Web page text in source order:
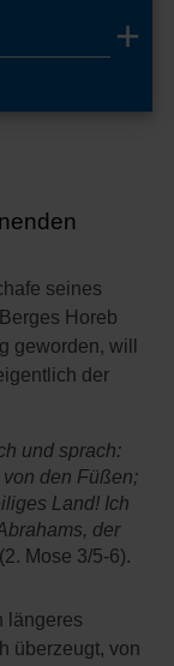
seines
Horeb
geworden, will
der
und sprach:
von den Füßen;
Land! Ich
der
(2. Mose 3/5-6).
längeres
überzeugt, von